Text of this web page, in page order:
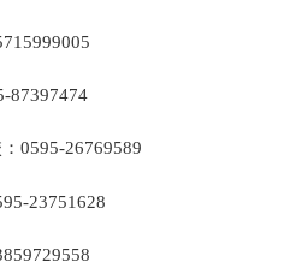
0595-26769589
23751628